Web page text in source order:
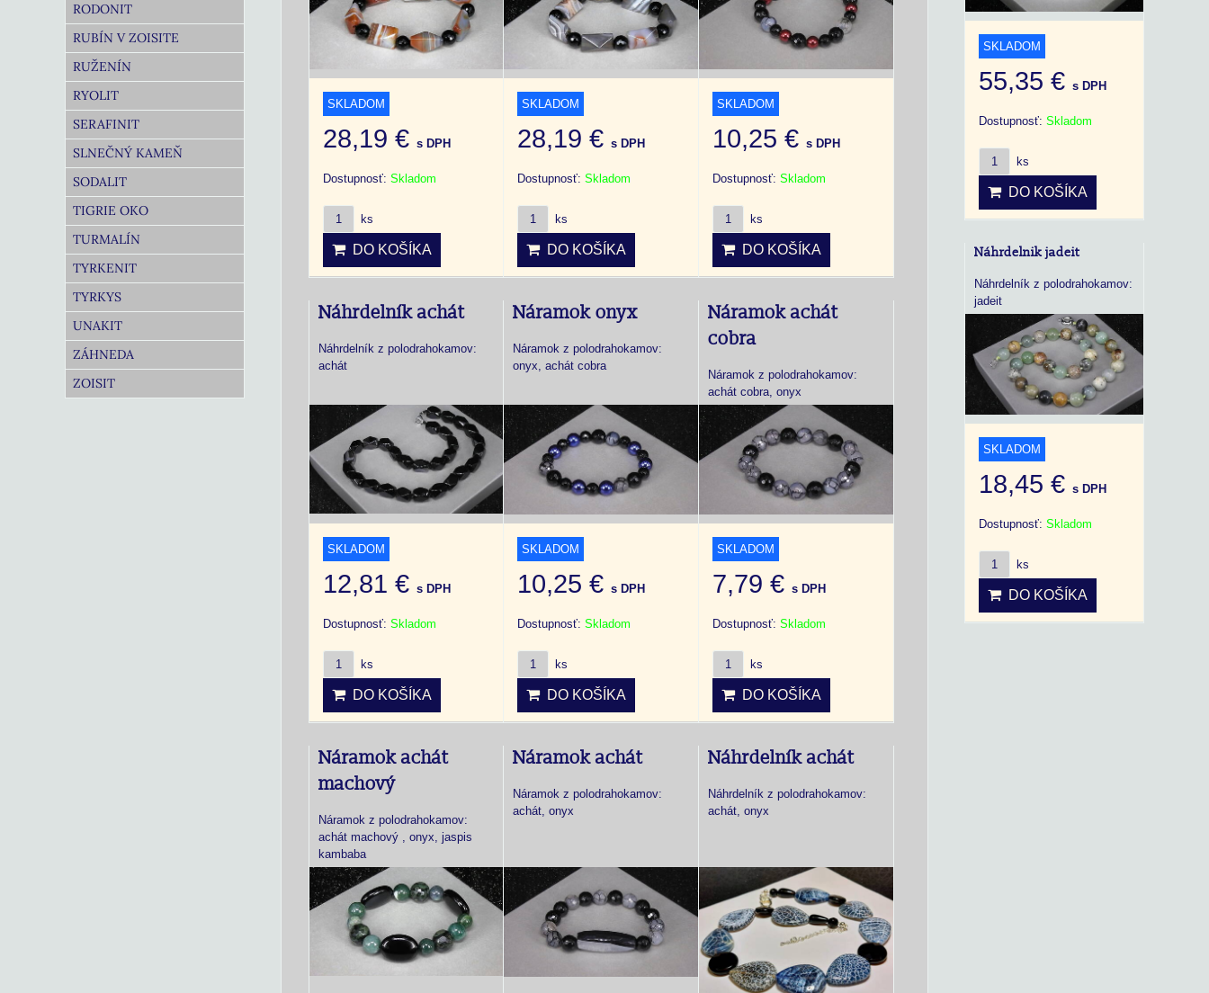
SKLADOM
28,19 € s DPH
Dostupnosť: Skladom
ks
DO KOŠÍKA
SKLADOM
28,19 €s DPH
Dostupnosť:Skladom
ks
DO KOŠÍKA
SKLADOM
10,25 €s DPH
Dostupnosť:Skladom
ks
DO KOŠÍKA
Náhrdelník achát
Náhrdelník z polodrahokamov:
achát
SKLADOM
12,81 € s DPH
Dostupnosť: Skladom
ks
DO KOŠÍKA
Náramok onyx
Náramok z polodrahokamov:
onyx, achát cobra
SKLADOM
10,25 €s DPH
Dostupnosť:Skladom
ks
DO KOŠÍKA
Náramok achát
cobra
Náramok z polodrahokamov:
achát cobra, onyx
SKLADOM
7,79 €s DPH
Dostupnosť:Skladom
ks
DO KOŠÍKA
Náramok achát
machový
Náramok z polodrahokamov:
achát machový , onyx, jaspis
kambaba
Náramok achát
Náramok z polodrahokamov:
achát, onyx
Náhrdelník achát
Náhrdelník z polodrahokamov:
achát, onyx
RODONIT
RUBÍN V ZOISITE
RUŽENÍN
RYOLIT
SERAFINIT
SLNEČNÝ KAMEŇ
SODALIT
TIGRIE OKO
TURMALÍN
TYRKENIT
TYRKYS
UNAKIT
ZÁHNEDA
ZOISIT
SKLADOM
55,35 € s DPH
Dostupnosť: Skladom
ks
DO KOŠÍKA
Náhrdelnik jadeit
Náhrdelník z polodrahokamov:
jadeit
SKLADOM
18,45 € s DPH
Dostupnosť: Skladom
ks
DO KOŠÍKA